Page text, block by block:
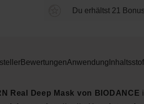
Du erhältst 21
BewertungenAnwendung
Real Deep Mask von BIODANCE